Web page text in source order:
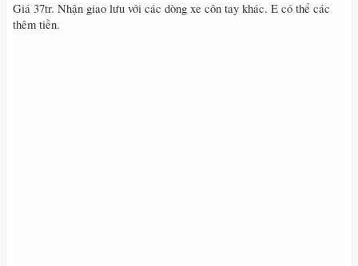
Giá 37tr. Nhận giao lưu với các dòng xe côn tay khác. E có thể các
thêm tiền.